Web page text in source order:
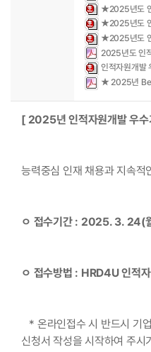
★2025년도
★2025년도
★2025년도
2025년도 인
인적자원개발
★ 2025년
[ 2025년 인적자원개발 우
능력중심 인재 채용과 지속적
ㅇ 접수기간 : 2025. 3. 24(
ㅇ 접수방법 : HRD4U 인적
* 온라인접수 시 반드시 기
신청서 작성을 시작하여 주시